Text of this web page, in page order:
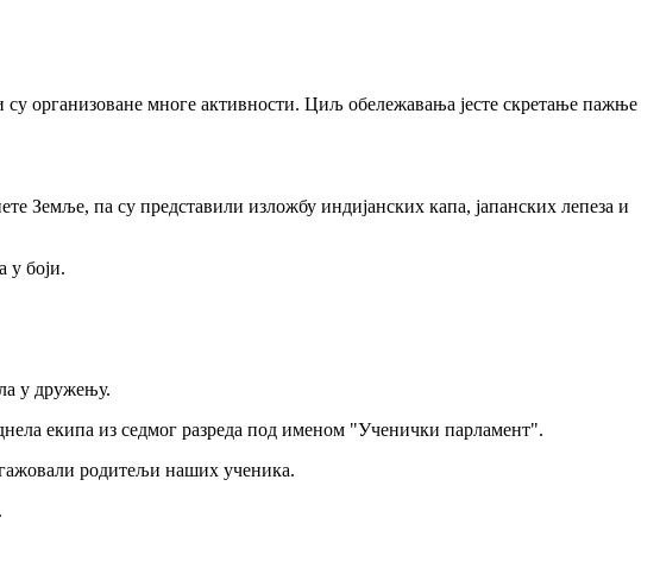
организоване многе активности. Циљ обележавања јесте скретање пажње
Земље, па су представили изложбу индијанских капа, јапанских лепеза и
у боји.
у дружењу.
екипа из седмог разреда под именом "Ученички парламент".
родитељи наших ученика.